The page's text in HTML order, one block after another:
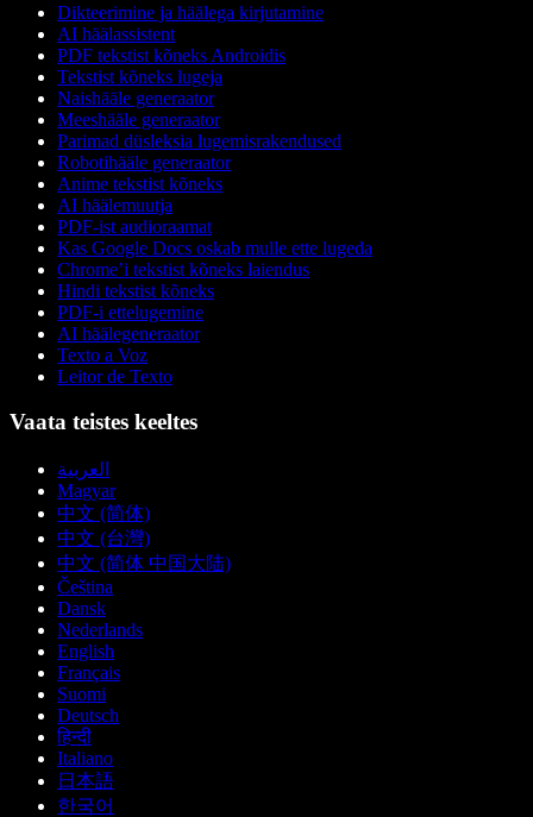
Dikteerimine ja häälega kirjutamine
AI häälassistent
PDF tekstist kõneks Androidis
Tekstist kõneks lugeja
Naishääle generaator
Meeshääle generaator
Parimad düsleksia lugemisrakendused
Robotihääle generaator
Anime tekstist kõneks
AI häälemuutja
PDF-ist audioraamat
Kas Google Docs oskab mulle ette lugeda
Chrome’i tekstist kõneks laiendus
Hindi tekstist kõneks
PDF-i ettelugemine
AI häälegeneraator
Texto a Voz
Leitor de Texto
Vaata teistes keeltes
العربية
Magyar
中文 (简体)
中文 (台灣)
中文 (简体 中国大陆)
Čeština
Dansk
Nederlands
English
Français
Suomi
Deutsch
हिन्दी
Italiano
日本語
한국어